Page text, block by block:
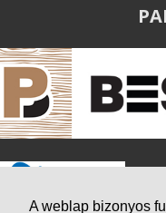
A weblap bizonyos